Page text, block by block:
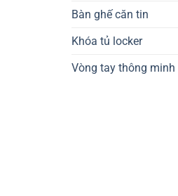
Bàn ghế căn tin
Khóa tủ locker
Vòng tay thông minh